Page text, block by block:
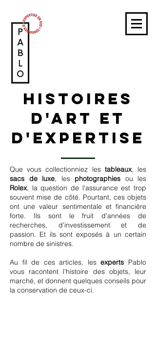
HISTOIRES
D'ART ET
D'EXPERTISE
Que vous collectionniez les tableaux, les
sacs de luxe, les photographies ou les
Rolex, la question de l'assurance est trop
souvent mise de côté. Pourtant, ces objets
ont une valeur sentimentale et financière
forte. Ils sont le fruit d'années de
recherches, d'investissement et de
passion. Et ils sont exposés à un certain
nombre de sinistres.
Au fil de ces articles, lesexperts Pablo
vous racontent l'histoire des objets, leur
marché, et donnent quelques conseils pour
la conservation de ceux-ci.